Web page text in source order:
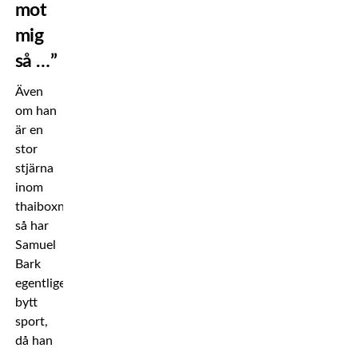
mot
mig
så …”
Även
om han
är en
stor
stjärna
inom
thaiboxningen
så har
Samuel
Bark
egentligen
bytt
sport,
då han